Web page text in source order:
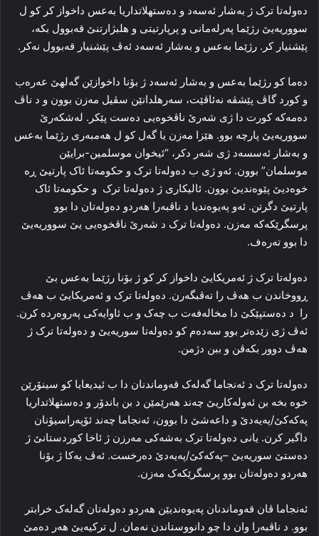
ده‌وله‌تا ترک ژ به‌شار ئه‌سەد و ده‌ستهلاتداریا بەعس داخواز کر کو ل
سووریه‌یێ رژێما پەرلەمانی و پرپارتیتی و هلبژارتنێ قه‌بوول بکه‌،
پێشنیار کر. رژێما بەعس و به‌شار ئه‌سەد ئه‌ڤ پێشنیار قه‌بوول نه‌کر.
ده‌ما کو رژێما بەعس و به‌شار ئه‌سەد ژ بۆنا داخوازێن گه‌لهێ عه‌ره‌ب
و کورد گاڤ پێشڤه‌ نه‌ئاڤێت، سه‌رهلدانێن سڤیل مه‌زن بوون و د ناڤ
ده‌مه‌که‌ کورت دا ژی شه‌رێ ناڤخوەیی ده‌ست پێکر. له‌شکه‌رێ
سووریه‌یێ پارچه‌ بوو. هێزا مه‌زن یا گه‌ل کو ل هه‌مبه‌ری رژێما بەعس
و به‌شار ئه‌سسەد ژی شه‌ر دکر، “ئیخوان موسلمین-برایێن
موسلمان” بوون. ئه‌و ژی ب ده‌وله‌تا ترک و حکومەتا ئاک پارتیێ ڕه‌
خوه‌دیێ پێوه‌ندیێ بوون. ئالیکاری ژ ده‌وله‌تا ترک و حکومەتا ئاک
پارتیێ دگرتن. ئه‌و پەیوه‌ندیا د ناڤبه‌را هه‌ردو ده‌وله‌تان دا بوو
پرسگرێکه‌که‌ مه‌زن. ده‌وله‌تا ترک د شه‌رێ ناڤخوەیی یێ سووریه‌یێ
دا بوو ته‌ره‌ف.
ده‌وله‌تا ترک ژ ئه‌مریکایێ داخواز کر کو ژ بۆنا رژێما بەعس بێ
ڕووخاندن ب هه‌ڤ را ته‌ڤبگه‌رن. ده‌وله‌تا ترک و ئه‌مریکایێ ب هه‌ڤ
را د ده‌ستپێکێ دا مخاله‌فه‌ت ب چه‌ک و ب ئاوایه‌کی په‌روه‌رده‌ کرن.
ئه‌ڤ ژی زێده‌تر بوو سه‌ده‌م کو ده‌وله‌تا سوریه‌یێ و ده‌وله‌تا ترک ژ
هه‌ڤ دوور بکه‌ڤن و ببن دژمن.
ده‌وله‌تا ترک د ئه‌نجاما گه‌له‌ک قه‌وماندنان دا ب ئیدیعایا کو سینۆرێن
خوه‌ بخه‌ بن ئه‌وله‌کاریێ چه‌ند هه‌رێمێن د بن باندۆر و ده‌ستهلاتداریا
پەکەکێ/پەیەدێ و داعه‌شێ دا بوون، ئه‌نجاما چه‌ند ئۆپه‌راسیۆنان
داگیر کرن. یانی ده‌وله‌تا ترک به‌شه‌کی مه‌رزن ژ ئاخا کوردستانێ ژ
ده‌ستێ سوریه‌یێ –پەکەکێ/پەیەدێ ده‌رخست. ئه‌ڤ یه‌کا ژ بۆنا
هه‌ردو ده‌وله‌تان بوو پرسگرێکه‌ک مه‌زن.
ئه‌نجاما ڤان قه‌وماندنان پەیوه‌ندیێن هه‌ردو ده‌وله‌تان گه‌له‌ک خرابتر
بوو. د ناڤبه‌را وان دا چو دانووستاندن نه‌مان. ل ترکیه‌یێ هه‌ر ده‌مێ